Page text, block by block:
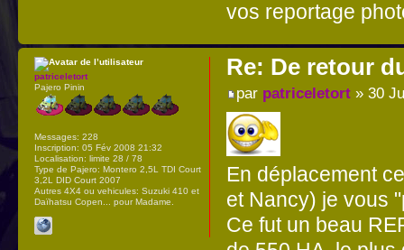
vos reportage
Re: De retour
par patriceletort» 30
En déplacement
et Nancy) je vous
Ce fut un beau
patriceletort
Pajero Pinin
Messages: 228
Inscription: 05 Fév 2008 21:32
Localisation: limite 28 / 78
Type de Pajero: Montero 2,5L TDI Court
3,2L DID Court 2007
Autres 4X4 ou vehicules: Suzuki 410 et
Daïhatsu Copen... pour Madame.